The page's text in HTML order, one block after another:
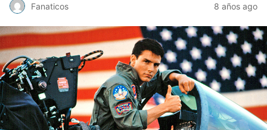
Fanaticos 8 años ago